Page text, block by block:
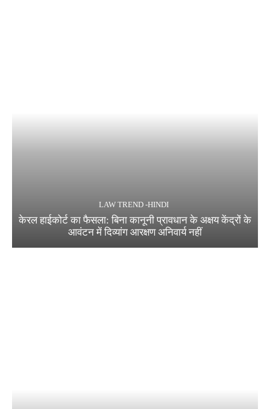
LAW TREND -HINDI
केरल हाईकोर्ट का फैसला: बिना कानूनी प्रावधान के अक्षय केंद्रों के
आवंटन में दिव्यांग आरक्षण अनिवार्य नहीं